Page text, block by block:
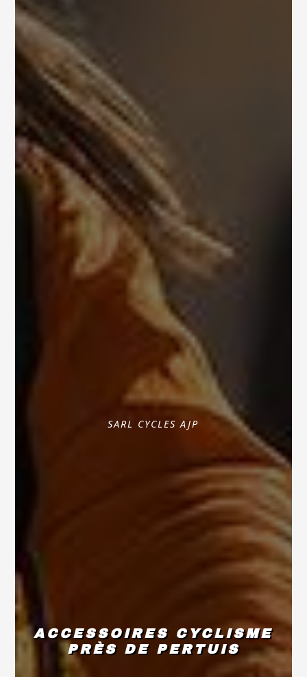
ACCESSOIRES CYCLISME
PRÈS DE PERTUIS
SARL CYCLES AJP